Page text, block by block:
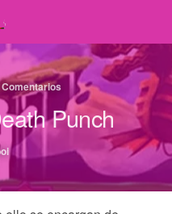
Comentarios
Punch